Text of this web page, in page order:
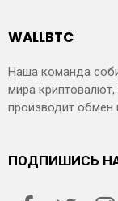
WALLBTC
Наша команда
мира
производит обмен
ПОДПИШИСЬ